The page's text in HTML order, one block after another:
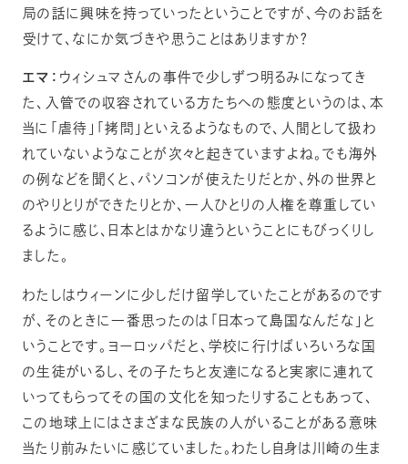
局の話に興味を持っていったということですが、今のお話を
受けて、なにか気づきや思うことはありますか？
エマ： ウィシュマさんの事件で少しずつ明るみになってき
た、入管での収容されている方たちへの態度というのは、本
当に「虐待」「拷問」といえるようなもので、人間として扱わ
れていないようなことが次々と起きていますよね。でも海外
の例などを聞くと、パソコンが使えたりだとか、外の世界と
のやりとりができたりとか、一人ひとりの人権を尊重してい
るように感じ、日本とはかなり違うということにもびっくりし
ました。
わたしはウィーンに少しだけ留学していたことがあるのです
が、そのときに一番思ったのは「日本って島国なんだな」と
いうことです。ヨーロッパだと、学校に行けばいろいろな国
の生徒がいるし、その子たちと友達になると実家に連れて
いってもらってその国の文化を知ったりすることもあって、
この地球上にはさまざまな民族の人がいることがある意味
当たり前みたいに感じていました。わたし自身は川崎の生ま